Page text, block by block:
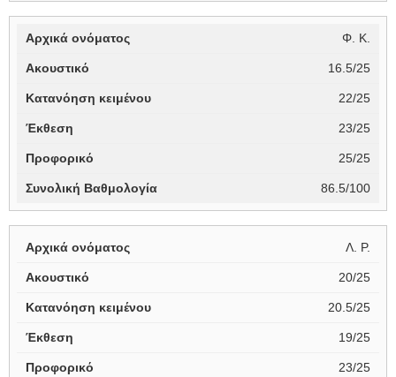
Φ. Κ.
16.5/25
22/25
23/25
25/25
86.5/100
Λ. Ρ.
20/25
20.5/25
19/25
23/25